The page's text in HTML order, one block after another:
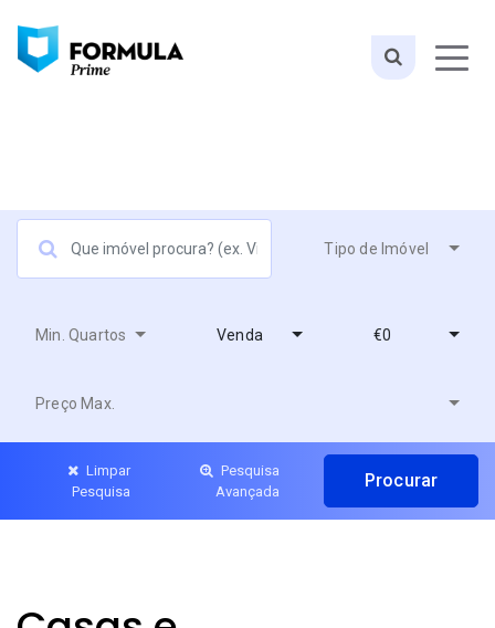
Tipo de Imóvel
Min. Quartos Venda €0
Preço Max.
Limpar
Pesquisa
Pesquisa
Avançada